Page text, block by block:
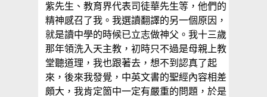
紫先生、教育界代表司徒華先生等，他們的
精神感召了我。我選讀翻譯的另一個原因，
就是讀中學的時候已立志做神父。我十三歲
那年領洗入天主教，初時只不過是母親上教
堂聽道理，我也跟著去，想不到認真了起
來，後來我發覺，中英文書的聖經內容相差
頗大，我肯定箇中一定有嚴重的問題，於是